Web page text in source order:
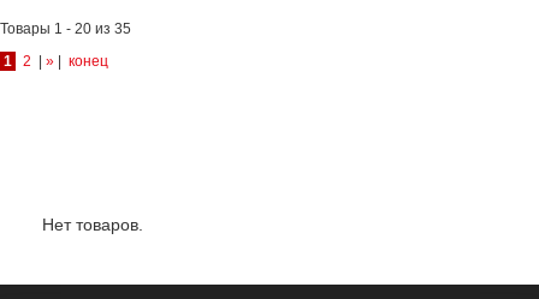
Товары 1 - 20 из 35
1
2 » конец
Нет товаров.